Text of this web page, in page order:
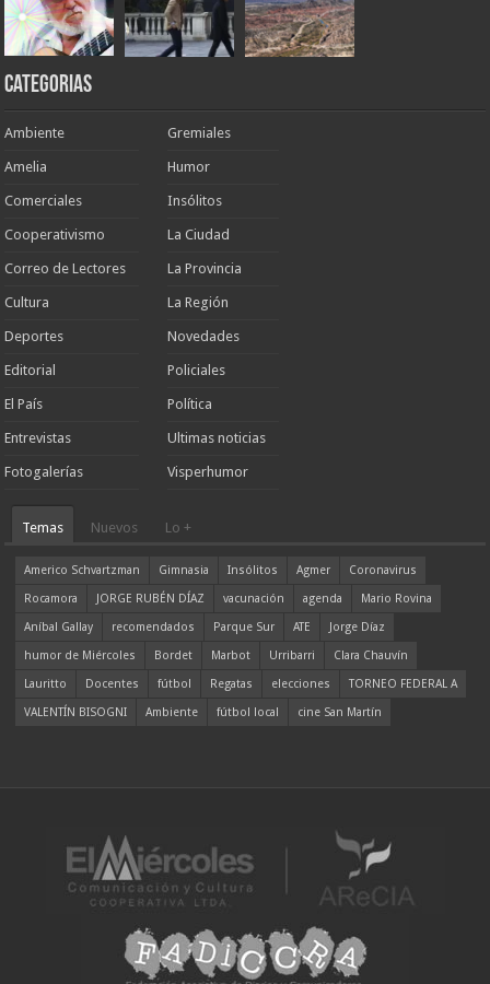
Categorias
Ambiente
Amelia
Comerciales
Cooperativismo
Correo de Lectores
Cultura
Deportes
Editorial
El País
Entrevistas
Fotogalerías
Gremiales
Humor
Insólitos
La Ciudad
La Provincia
La Región
Novedades
Policiales
Política
Ultimas noticias
Visperhumor
Temas Nuevos Lo +
Americo Schvartzman Gimnasia Insólitos Agmer
Coronavirus
Rocamora
JORGE RUBÉN DÍAZ vacunación agenda
Mario Rovina
Aníbal Gallay
recomendados Parque Sur ATE
Jorge Díaz
humor de Miércoles
Bordet Marbot Urribarri
Clara Chauvín
Lauritto
Docentes fútbol Regatas elecciones
TORNEO FEDERAL A
VALENTÍN BISOGNI
Ambiente fútbol local cine San Martín